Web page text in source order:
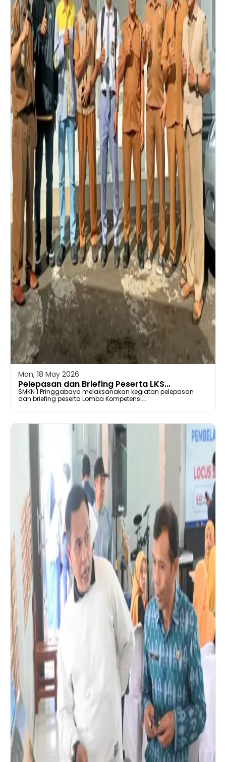
Mon, 18 May 2026
Pelepasan dan Briefing Peserta LKS...
SMKN 1 Pringgabaya melaksanakan kegiatan pelepasan
dan briefing peserta Lomba Kompetensi...